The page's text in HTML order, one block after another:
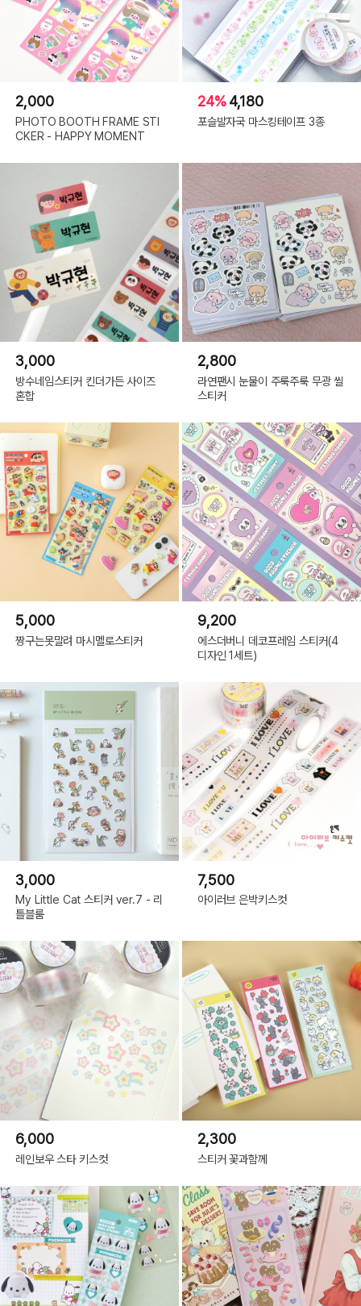
2,000
PHOTO BOOTH FRAME STI
CKER - HAPPY MOMENT
24%4,180
포슬발자국 마스킹테이프 3종
3,000
방수네임스티커 킨더가든 사이즈
혼합
2,800
라연팬시 눈물이 주룩주룩 무광 씰
스티커
5,000
짱구는못말려 마시멜로스티커
9,200
에스더버니 데코프레임 스티커(4
디자인 1세트)
3,000
My Little Cat 스티커 ver.7 - 리
틀블룸
7,500
아이러브 은박키스컷
6,000
레인보우 스타 키스컷
2,300
스티커 꽃과함께